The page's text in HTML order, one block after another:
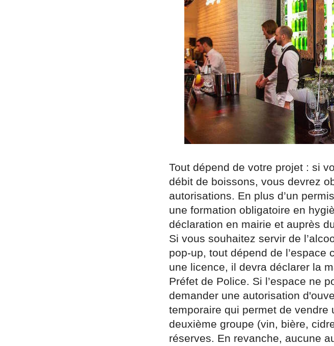
Tout dépend de votre projet : si
débit de boissons, vous devrez
autorisations. En plus d’un
une formation obligatoire en
déclaration en mairie et auprès
Si vous souhaitez servir de
pop-up, tout dépend de
une licence, il devra déclarer la
Préfet de Police. Si l’espace ne
demander une autorisation
temporaire qui permet de vendre
deuxième groupe (vin, bière,
réserves. En revanche, aucune